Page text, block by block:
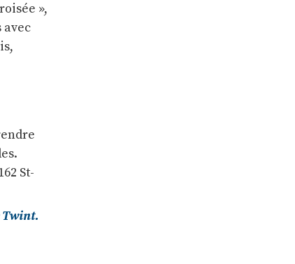
»,
avec
St-
Twint.